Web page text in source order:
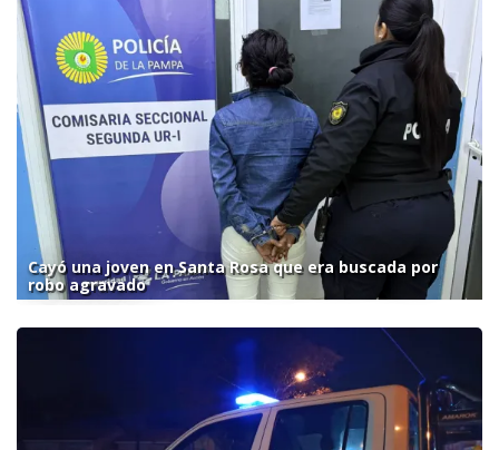
Cayó una joven en Santa Rosa que era buscada por
robo agravado